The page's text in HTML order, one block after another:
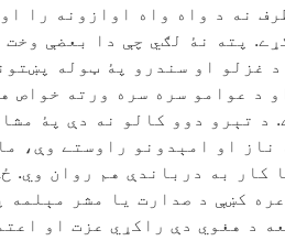
نه د واه واه اوازونه را
پته نۀ لګي چې دا بعضې وخت
غزلو او سندرو پۀ ټوله
د عوامو سره سره ورته خواص
د تېرو دوو کالو نه دې پۀ
او امېدونو راوستے وې،
کار به درباندې هم روان وي.
کښې د صدارت يا مشر
د هغوي دې راکړي عزت او